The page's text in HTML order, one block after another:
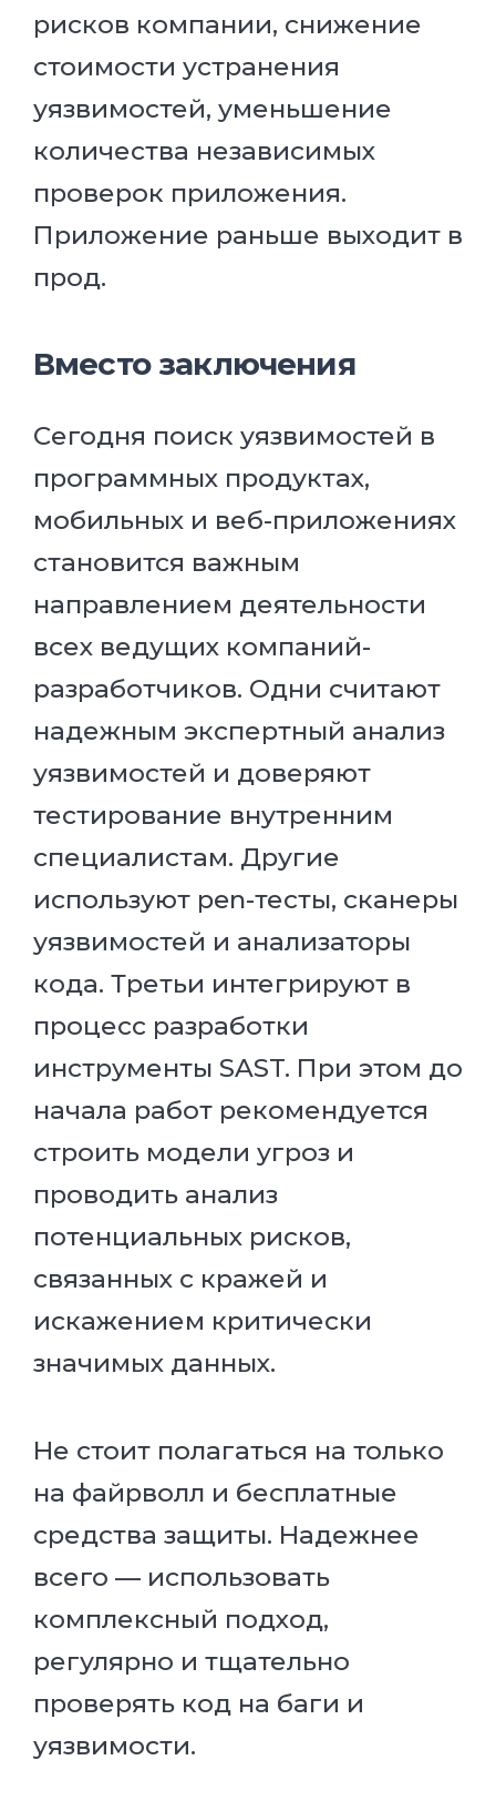
рисков компании, снижение
стоимости устранения
уязвимостей, уменьшение
количества независимых
проверок приложения.
Приложение раньше выходит в
прод.
Вместо заключения
Сегодня поиск уязвимостей в
программных продуктах,
мобильных и веб-приложениях
становится важным
направлением деятельности
всех ведущих компаний-
разработчиков. Одни считают
надежным экспертный анализ
уязвимостей и доверяют
тестирование внутренним
специалистам. Другие
используют pen-тесты, сканеры
уязвимостей и анализаторы
кода. Третьи интегрируют в
процесс разработки
инструменты SAST. При этом до
начала работ рекомендуется
строить модели угроз и
проводить анализ
потенциальных рисков,
связанных с кражей и
искажением критически
значимых данных.
Не стоит полагаться на только
на файрволл и бесплатные
средства защиты. Надежнее
всего — использовать
комплексный подход,
регулярно и тщательно
проверять код на баги и
уязвимости.